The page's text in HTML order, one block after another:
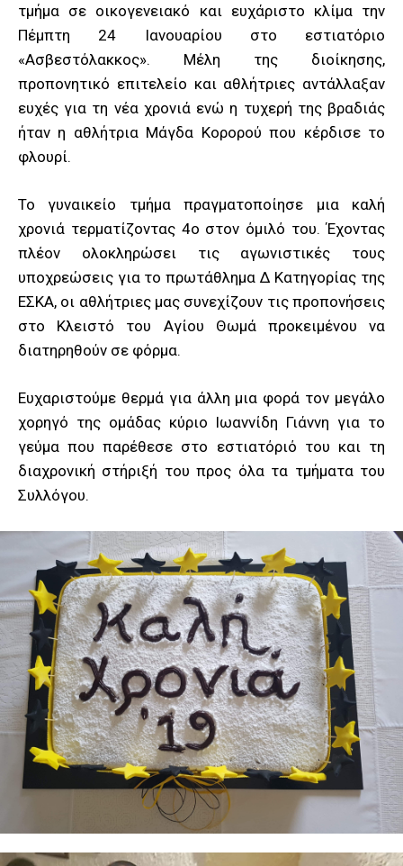
τμήμα σε οικογενειακό και ευχάριστο κλίμα την
Πέμπτη 24 Ιανουαρίου στο εστιατόριο
«Ασβεστόλακκος». Μέλη της διοίκησης,
προπονητικό επιτελείο και αθλήτριες αντάλλαξαν
ευχές για τη νέα χρονιά ενώ η τυχερή της βραδιάς
ήταν η αθλήτρια Μάγδα Κορορού που κέρδισε το
φλουρί.
Το γυναικείο τμήμα πραγματοποίησε μια καλή
χρονιά τερματίζοντας 4ο στον όμιλό του. Έχοντας
πλέον ολοκληρώσει τις αγωνιστικές τους
υποχρεώσεις για το πρωτάθλημα Δ Κατηγορίας της
ΕΣΚΑ, οι αθλήτριες μας συνεχίζουν τις προπονήσεις
στο Κλειστό του Αγίου Θωμά προκειμένου να
διατηρηθούν σε φόρμα.
Ευχαριστούμε θερμά για άλλη μια φορά τον μεγάλο
χορηγό της ομάδας κύριο Ιωαννίδη Γιάννη για το
γεύμα που παρέθεσε στο εστιατόριό του και τη
διαχρονική στήριξή του προς όλα τα τμήματα του
Συλλόγου.